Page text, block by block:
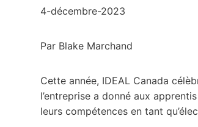
4-décembre-2023
Par Blake Marchand
Cette année, IDEAL Canada
l’entreprise a donné aux
leurs compétences en tant